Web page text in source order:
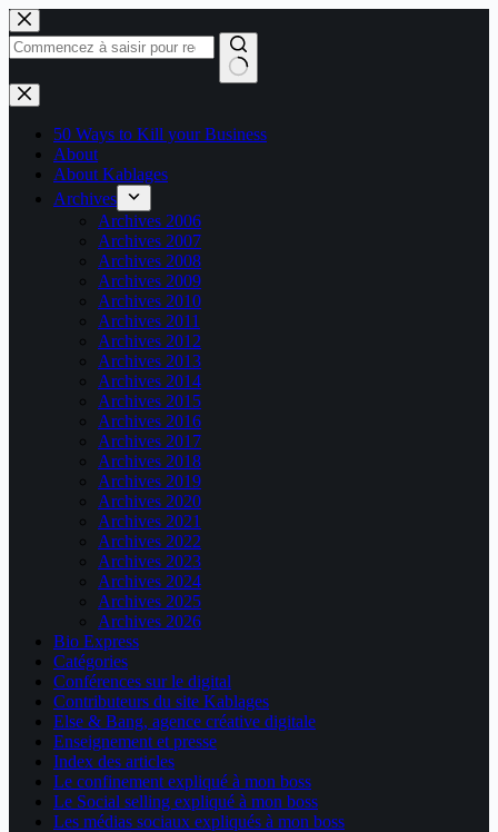
Passer
au
contenu
Aucun
résultat
50 Ways to Kill your Business
About
About Kablages
Archives
Archives 2006
Archives 2007
Archives 2008
Archives 2009
Archives 2010
Archives 2011
Archives 2012
Archives 2013
Archives 2014
Archives 2015
Archives 2016
Archives 2017
Archives 2018
Archives 2019
Archives 2020
Archives 2021
Archives 2022
Archives 2023
Archives 2024
Archives 2025
Archives 2026
Bio Express
Catégories
Conférences sur le digital
Contributeurs du site Kablages
Else & Bang, agence créative digitale
Enseignement et presse
Index des articles
Le confinement expliqué à mon boss
Le Social selling expliqué à mon boss
Les médias sociaux expliqués à mon boss